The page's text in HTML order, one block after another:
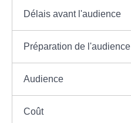
Délais avant l'audience
Préparation de l'audience
Audience
Coût